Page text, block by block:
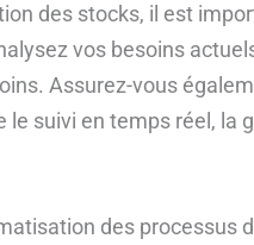
des stocks, il est
vos besoins
Assurez-vous
suivi en temps réel, la
des processus